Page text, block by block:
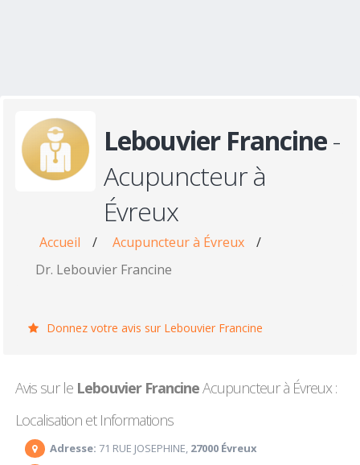
Lebouvier Francine-
Acupuncteur à
Évreux
Accueil / Acupuncteur à Évreux
/
Dr. Lebouvier Francine
Donnez votre avis sur Lebouvier Francine
Avis sur le Lebouvier FrancineAcupuncteur à Évreux :
Localisation et Informations
Adresse: 71 RUE JOSEPHINE, 27000 Évreux